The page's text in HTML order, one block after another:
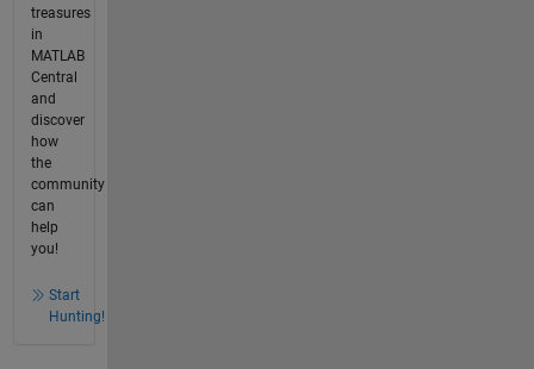
treasures
in
MATLAB
Central
and
discover
how
the
community
can
help
you!
Start
Hunting!